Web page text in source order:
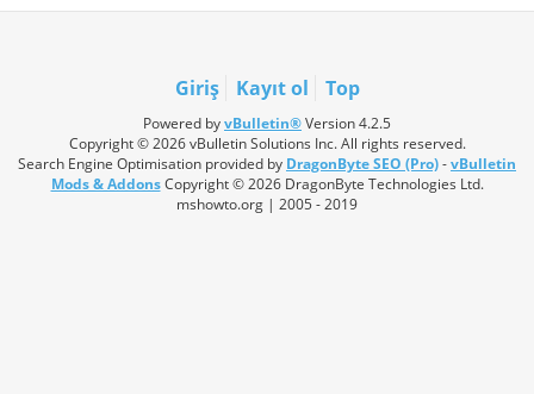
Giriş Kayıt ol Top
Powered byvBulletin®Version 4.2.5
Copyright © 2026 vBulletin Solutions Inc. All rights reserved.
Search Engine Optimisation provided by DragonByte SEO (Pro)-vBulletin
Mods & AddonsCopyright © 2026 DragonByte Technologies Ltd.
mshowto.org | 2005 - 2019